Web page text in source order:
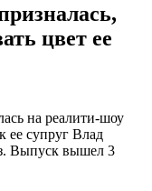
цвет ее
на реалити‑шоу
ее супруг Влад
Выпуск вышел 3